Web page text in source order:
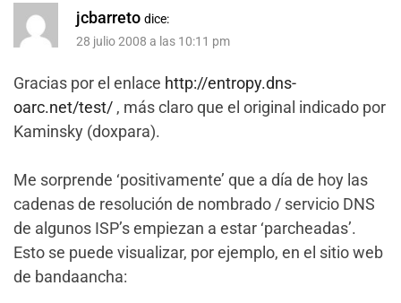
jcbarreto dice:
28 julio 2008 a las 10:11 pm
Gracias por el enlace http://entropy.dns-
oarc.net/test/ , más claro que el original indicado por
Kaminsky (doxpara).
Me sorprende ‘positivamente’ que a día de hoy las
cadenas de resolución de nombrado / servicio DNS
de algunos ISP’s empiezan a estar ‘parcheadas’.
Esto se puede visualizar, por ejemplo, en el sitio web
de bandaancha: